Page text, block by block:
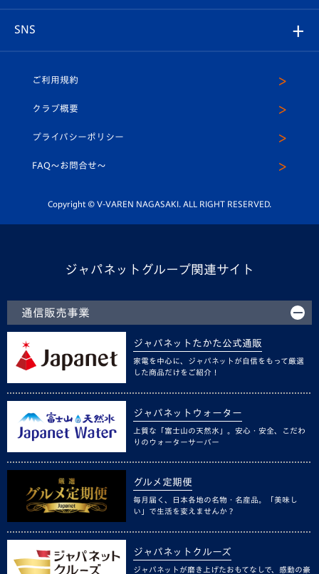
ホームタウン
平和祈念活動
ホームタウン活動
プレイヤーズスイート
店舗情報
U-18
スクール
SNS
ヴィヴィくんインスタグラム
公式LINE＠
ご利用規約
クラブ概要
プライバシーポリシー
FAQ〜お問合せ〜
Copyright © V-VAREN NAGASAKI. ALL RIGHT RESERVED.
ジャパネットグループ関連サイト
通信販売事業
ジャパネットたかた公式通販
家電を中心に、ジャパネットが自信をもって厳選
した商品だけをご紹介！
ジャパネットウォーター
上質な「富士山の天然水」。安心・安全、こだわ
りのウォーターサーバー
グルメ定期便
毎月届く、日本各地の名物・名産品。「美味し
い」で生活を変えませんか？
ジャパネットクルーズ
ジャパネットが磨き上げたおもてなしで、感動の豪